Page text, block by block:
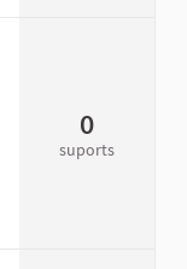
0
suports